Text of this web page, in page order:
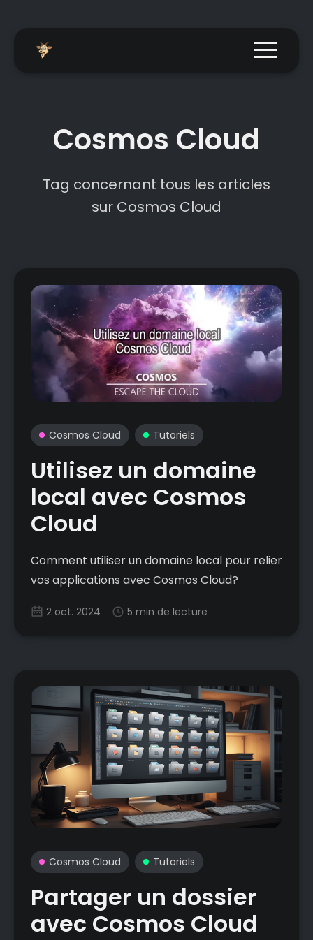
Menu
Cosmos Cloud
Tag concernant tous les articles
sur Cosmos Cloud
Cosmos Cloud Tutoriels
Utilisez un domaine
local avec Cosmos
Cloud
Comment utiliser un domaine local pour relier
vos applications avec Cosmos Cloud?
2 oct. 2024 5 min de lecture
Cosmos Cloud Tutoriels
Partager un dossier
avec Cosmos Cloud